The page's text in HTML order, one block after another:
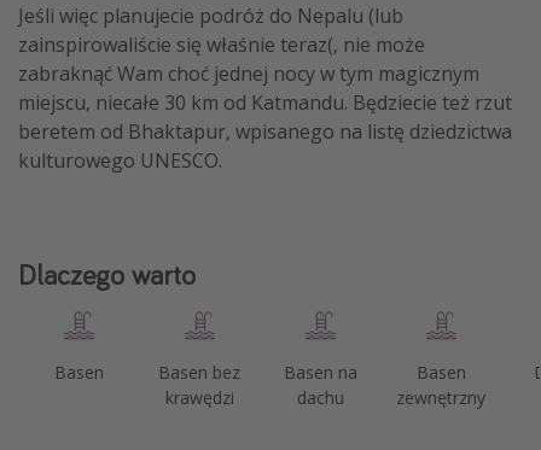
Jeśli więc planujecie podróż do Nepalu (lub
zainspirowaliście się właśnie teraz(, nie może
zabraknąć Wam choć jednej nocy w tym magicznym
miejscu, niecałe 30 km od Katmandu. Będziecie też rzut
beretem od Bhaktapur, wpisanego na listę dziedzictwa
kulturowego UNESCO.
Dlaczego warto
Basen
Basen bez
krawędzi
Basen na
dachu
Basen
zewnętrzny